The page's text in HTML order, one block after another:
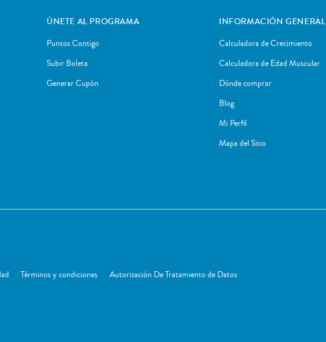
ÚNETE AL PROGRAMA
Puntos Contigo
Subir Boleta
Generar Cupón
INFORMACIÓN GENERAL
Calculadora de Crecimiento
Calculadora de Edad Muscular
Dónde comprar
Blog
Mi Perfil
Mapa del Sitio
Términos y condiciones Autorización De Tratamiento de Datos